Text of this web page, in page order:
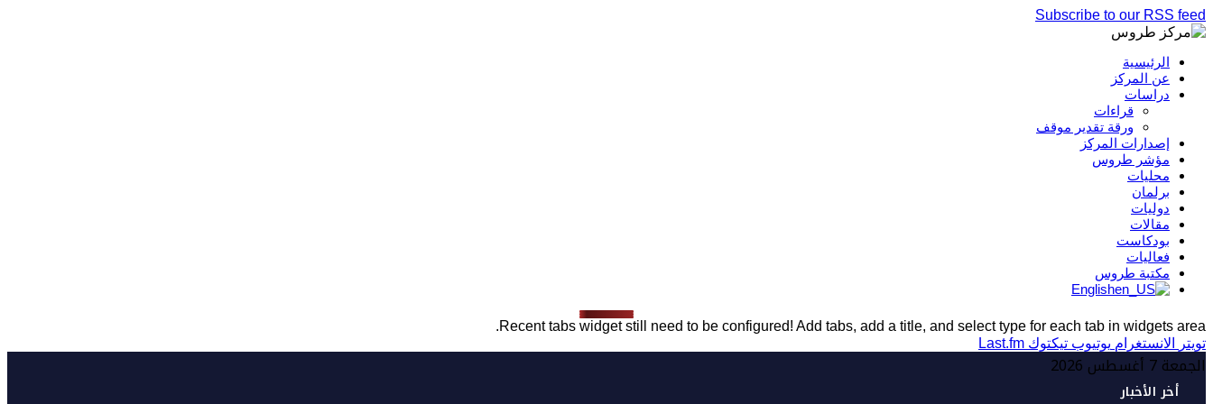
Subscribe to our RSS feed
الرئيسية
عن المركز
دراسات
قراءات
ورقة تقدير موقف
إصدارات المركز
مؤشر طروس
محليات
برلمان
دوليات
مقالات
بودكاست
فعاليات
مكتبة طروس
English
Recent tabs widget still need to be configured! Add tabs, add a title, and select type for each tab in widgets area.
تويتر
الانستغرام يوتيوب تيكتوك Last.fm
الجمعة 7 أغسطس 2026
أخر الأخبار